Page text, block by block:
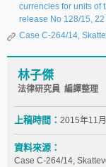
currencies for units of
release No 128/15, 22
Case C-264/14,
林子傑
法律研究員 編譯整理
上稿時間： 2015年11月
資料來源：
Case C-264/14,